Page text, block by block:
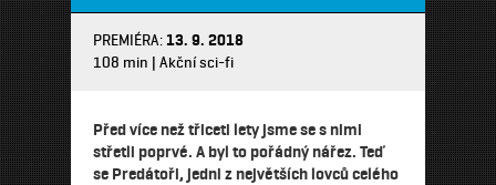
PREMIÉRA: 13. 9. 2018
108 min | Akční sci-fi
Před více než třiceti lety jsme se s nimi
střetli poprvé. A byl to pořádný nářez. Teď
se Predátoři, jedni z největších lovců celého